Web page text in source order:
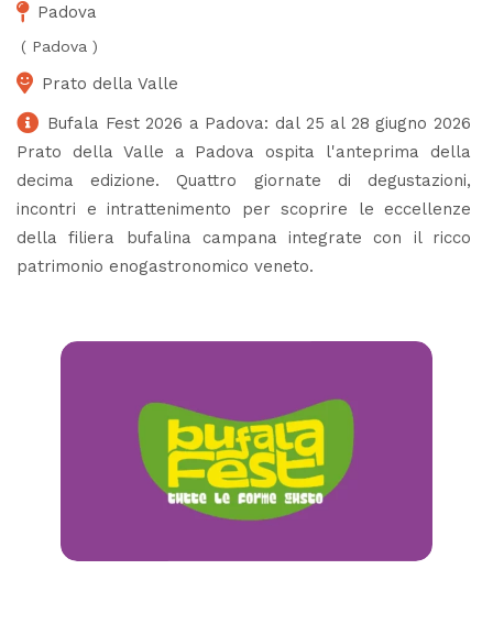
Padova
( Padova )
Prato della Valle
Bufala Fest 2026 a Padova: dal 25 al 28 giugno 2026
Prato della Valle a Padova ospita l'anteprima della
decima edizione. Quattro giornate di degustazioni,
incontri e intrattenimento per scoprire le eccellenze
della filiera bufalina campana integrate con il ricco
patrimonio enogastronomico veneto.